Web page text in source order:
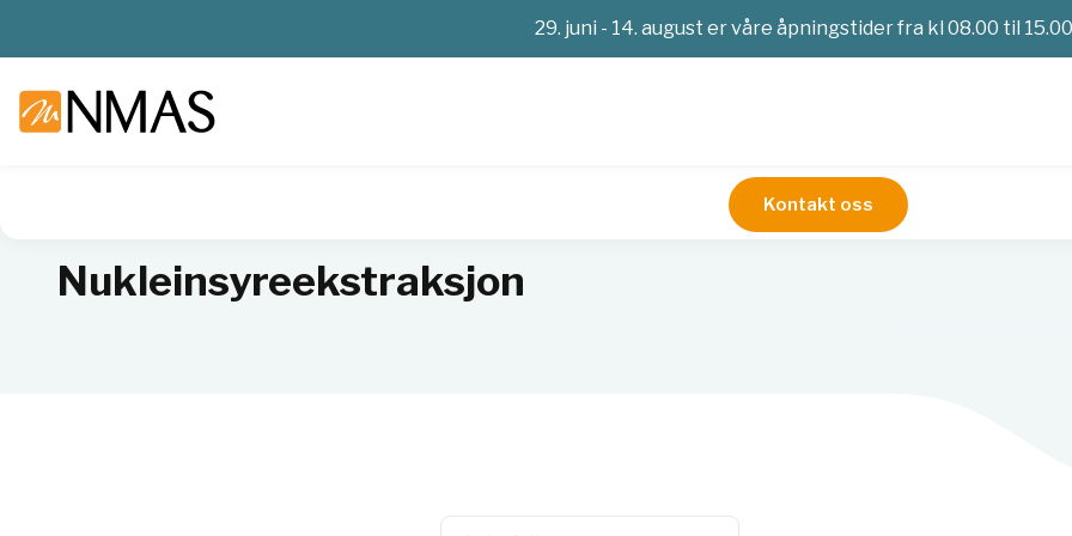
29. juni - 14. august er våre åpningstider fra kl 08.00 til 15.00
Kontakt oss
Nukleinsyreekstraksjon
Nukleinsyreekstraksjon